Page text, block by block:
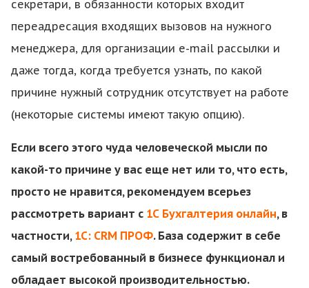
секретари, в обязанности которых входит
переадресация входящих вызовов на нужного
менеджера, для организации e-mail рассылки и
даже тогда, когда требуется узнать, по какой
причине нужный сотрудник отсутствует на работе
(некоторые системы имеют такую опцию).
Если всего этого чуда человеческой мысли по
какой-то причине у вас еще нет или то, что есть,
просто не нравится, рекомендуем всерьез
рассмотреть вариант с 1С Бухгалтерия онлайн, в
частности, 1С: CRM ПРОФ. База содержит в себе
самый востребованный в бизнесе функционал и
обладает высокой производительностью.